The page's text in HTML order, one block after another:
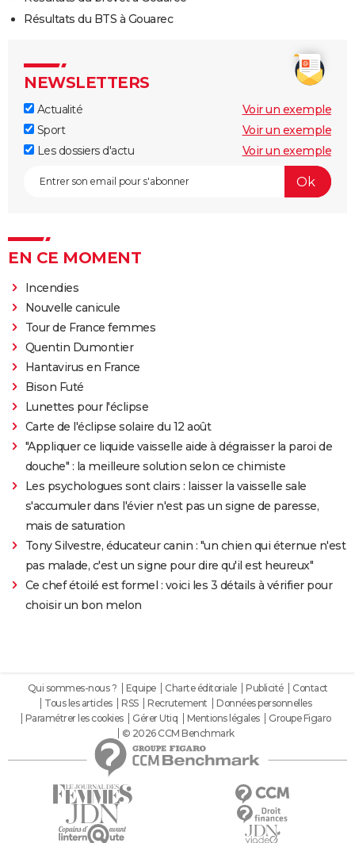
Résultats du BTS à Gouarec
NEWSLETTERS
Actualité
Voir un exemple
Sport
Voir un exemple
Les dossiers d'actu
Voir un exemple
EN CE MOMENT
Incendies
Nouvelle canicule
Tour de France femmes
Quentin Dumontier
Hantavirus en France
Bison Futé
Lunettes pour l'éclipse
Carte de l'éclipse solaire du 12 août
"Appliquer ce liquide vaisselle aide à dégraisser la paroi de
douche" : la meilleure solution selon ce chimiste
Les psychologues sont clairs : laisser la vaisselle sale
s'accumuler dans l'évier n'est pas un signe de paresse,
mais de saturation
Tony Silvestre, éducateur canin : "un chien qui éternue n'est
pas malade, c'est un signe pour dire qu'il est heureux"
Ce chef étoilé est formel : voici les 3 détails à vérifier pour
choisir un bon melon
Qui sommes-nous ? Equipe Charte éditoriale Publicité
Contact
Tous les articles
RSS Recrutement
Données personnelles
Paramétrer les cookies
Gérer Utiq Mentions légales
Groupe Figaro
© 2026 CCM Benchmark